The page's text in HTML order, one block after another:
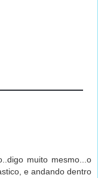
muito mesmo...o
e andando dentro